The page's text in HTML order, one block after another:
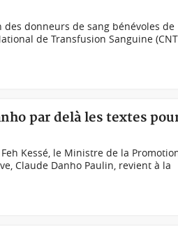
donneurs de sang bénévoles de
de Transfusion Sanguine
par delà les textes
Kessé, le Ministre de la
Claude Danho Paulin, revient à la